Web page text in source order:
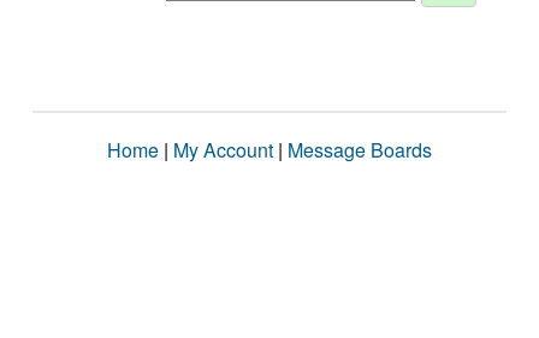
Home | My Account | Message Boards